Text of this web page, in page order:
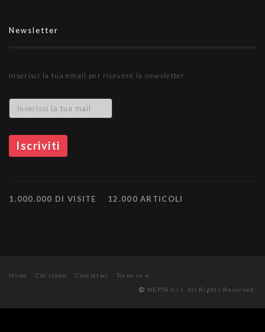
Newsletter
Inserisci la tua email per ricevere la newsletter
1.000.000 DI VISITE 12.000 ARTICOLI
Home Chi siamo Contattaci
Torna su
NEPTA S.r.l. All Rights Reserved.